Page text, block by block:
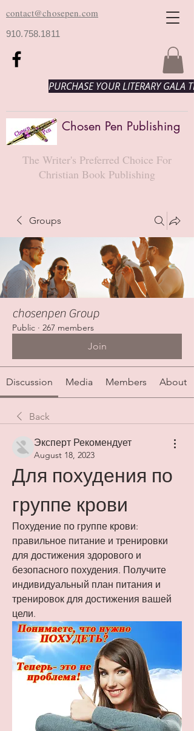
contact@chosepen.com
910.758.1811
PURCHASE YOUR LITERARY GALA
Chosen Pen Publishing
The Writer's Preferred Choice For
Christian Book Publishing
Groups
chosenpen Group
Public · 267 members
Join
Discussion Media Members About
Back
Эксперт Рекомендует
August 18, 2023
Для похудения по
группе крови
Похудение по группе крови:
правильное питание и тренировки
для достижения здорового и
безопасного похудения. Получите
индивидуальный план питания и
тренировок для достижения вашей
цели.